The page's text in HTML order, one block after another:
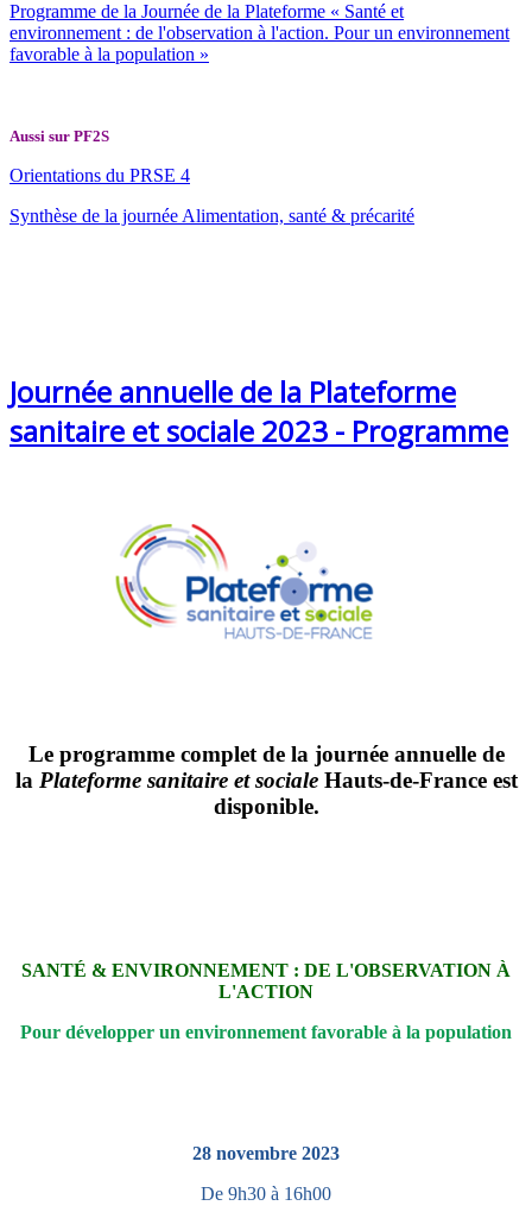
Programme de la Journée de la Plateforme « Santé et
environnement : de l'observation à l'action. Pour un environnement
favorable à la population »
Aussi sur PF2S
Orientations du PRSE 4
Synthèse de la journée Alimentation, santé & précarité
Journée annuelle de la Plateforme
sanitaire et sociale 2023 - Programme
Le programme complet de la journée annuelle de
la Plateforme sanitaire et socialeHauts-de-France est
disponible.
SANTÉ & ENVIRONNEMENT : DE L'OBSERVATION À
L'ACTION
Pour développer un environnement favorable à la population
28 novembre 2023
De 9h30 à 16h00